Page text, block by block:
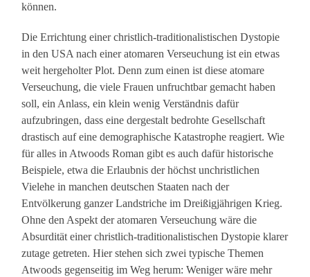
können.
Die Errichtung einer christlich-traditionalistischen Dystopie
in den USA nach einer atomaren Verseuchung ist ein etwas
weit hergeholter Plot. Denn zum einen ist diese atomare
Verseuchung, die viele Frauen unfruchtbar gemacht haben
soll, ein Anlass, ein klein wenig Verständnis dafür
aufzubringen, dass eine dergestalt bedrohte Gesellschaft
drastisch auf eine demographische Katastrophe reagiert. Wie
für alles in Atwoods Roman gibt es auch dafür historische
Beispiele, etwa die Erlaubnis der höchst unchristlichen
Vielehe in manchen deutschen Staaten nach der
Entvölkerung ganzer Landstriche im Dreißigjährigen Krieg.
Ohne den Aspekt der atomaren Verseuchung wäre die
Absurdität einer christlich-traditionalistischen Dystopie klarer
zutage getreten. Hier stehen sich zwei typische Themen
Atwoods gegenseitig im Weg herum: Weniger wäre mehr